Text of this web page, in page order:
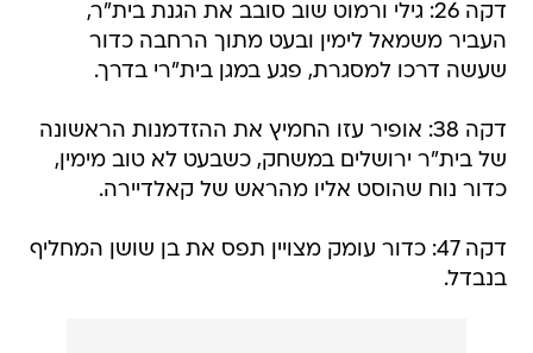
דקה 26: גילי ורמוט שוב סובב את הגנת בית"ר,
העביר משמאל לימין ובעט מתוך הרחבה כדור
שעשה דרכו למסגרת, פגע במגן בית"רי בדרך.
דקה 38: אופיר עזו החמיץ את ההזדמנות הראשונה
של בית"ר ירושלים במשחק, כשבעט לא טוב מימין,
כדור נוח שהוסט אליו מהראש של קאלדיירה.
דקה 47: כדור עומק מצויין תפס את בן שושן המחליף
בנבדל.